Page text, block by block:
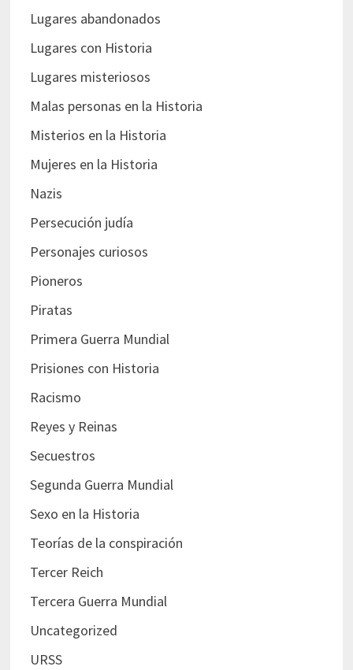
Lugares abandonados
Lugares con Historia
Lugares misteriosos
Malas personas en la Historia
Misterios en la Historia
Mujeres en la Historia
Nazis
Persecución judía
Personajes curiosos
Pioneros
Piratas
Primera Guerra Mundial
Prisiones con Historia
Racismo
Reyes y Reinas
Secuestros
Segunda Guerra Mundial
Sexo en la Historia
Teorías de la conspiración
Tercer Reich
Tercera Guerra Mundial
Uncategorized
URSS